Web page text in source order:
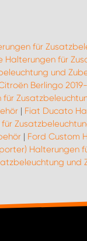
für
Halterungen für
und
Berlingo
für
| Fiat Ducato
| Ford Custom
Halterungen
und